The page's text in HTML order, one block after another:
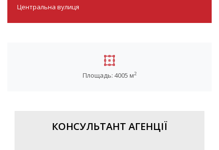
Центральна вулиця
Площадь: 4005 м2
КОНСУЛЬТАНТ АГЕНЦІЇ